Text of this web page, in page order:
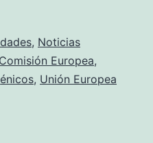
reformará
los
transgénicos
, Noticias
Comisión Europea,
, Unión Europea